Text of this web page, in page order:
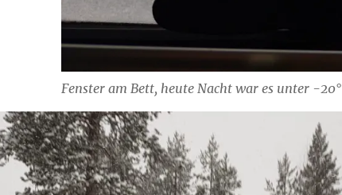
Fenster am Bett, heute Nacht war es unter -20°